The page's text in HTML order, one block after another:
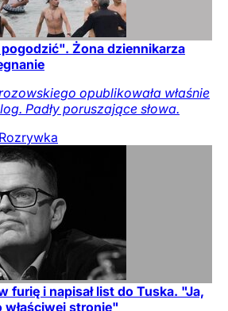
Żona dziennikarza
opublikowała właśnie
Padły poruszające słowa.
Rozrywka
furię i napisał list do Tuska. "Ja,
stronie"